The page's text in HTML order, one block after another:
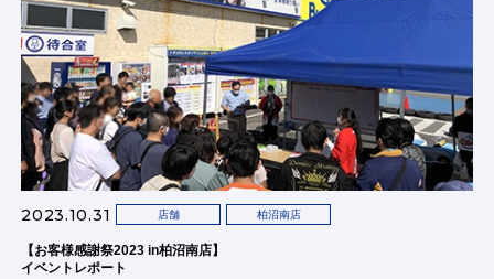
2023.10.31 店舗 柏沼南店
【お客様感謝祭2023 in柏沼南店】
イベントレポート